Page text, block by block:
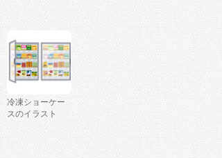
冷凍ショーケー
スのイラスト